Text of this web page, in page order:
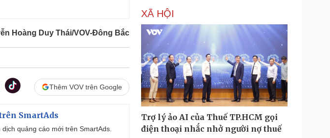
Hoàng Duy Thái/VOV-Đông Bắc
Thêm VOV trên Google
SmartAds
quảng cáo mới trên SmartAds.
XÃ HỘI
Trợ lý ảo AI của Thuế TP.HCM gọi
điện thoại nhắc nhở người nợ thuế